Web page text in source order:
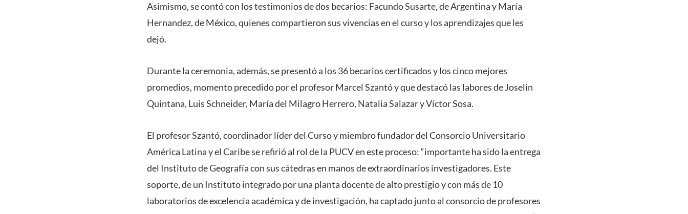
Asimismo, se contó con los testimonios de dos becarios: Facundo Susarte, de Argentina y María
Hernandez, de México, quienes compartieron sus vivencias en el curso y los aprendizajes que les
dejó.
Durante la ceremonia, además, se presentó a los 36 becarios certificados y los cinco mejores
promedios, momento precedido por el profesor Marcel Szantó y que destacó las labores de Joselin
Quintana, Luis Schneider, María del Milagro Herrero, Natalia Salazar y Víctor Sosa.
El profesor Szantó, coordinador líder del Curso y miembro fundador del Consorcio Universitario
América Latina y el Caribe se refirió al rol de la PUCV en este proceso: “importante ha sido la entrega
del Instituto de Geografía con sus cátedras en manos de extraordinarios investigadores. Este
soporte, de un Instituto integrado por una planta docente de alto prestigio y con más de 10
laboratorios de excelencia académica y de investigación, ha captado junto al consorcio de profesores